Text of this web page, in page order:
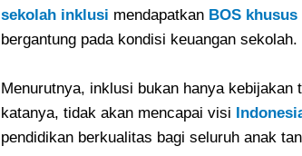
sekolah inklusi mendapatkan BOS khusus
bergantung pada kondisi keuangan sekolah.
Menurutnya, inklusi bukan hanya
katanya, tidak akan mencapai visi
pendidikan berkualitas bagi seluruh anak